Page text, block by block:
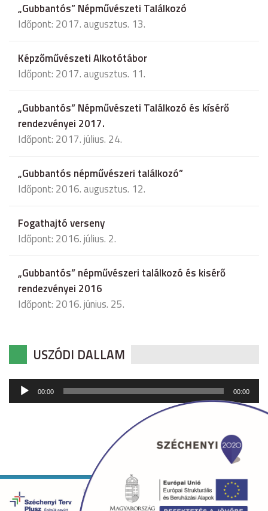
„Gubbantós” Népművészeti Találkozó
Időpont: 2017. augusztus. 13.
Képzőművészeti Alkotótábor
Időpont: 2017. augusztus. 11.
„Gubbantós” Népművészeti Találkozó és kísérő
rendezvényei 2017.
Időpont: 2017. július. 24.
„Gubbantós népművészeri találkozó”
Időpont: 2016. augusztus. 12.
Fogathajtó verseny
Időpont: 2016. július. 2.
„Gubbantós” népművészeri találkozó és kisérő
rendezvényei 2016
Időpont: 2016. június. 25.
USZÓDI DALLAM
Audió
lejátszó
00:00 00:00
Copyright © 2026 uszod.hu Minden jog fenntartva. •